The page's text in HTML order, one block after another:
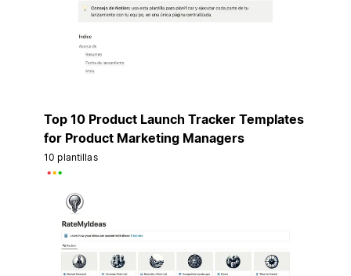
Top 10 Product Launch Tracker Templates
for Product Marketing Managers
10 plantillas